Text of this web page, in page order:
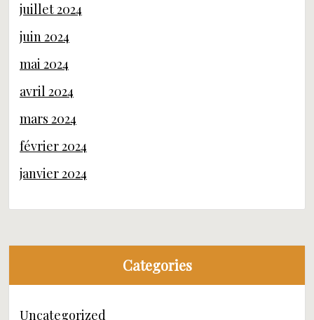
juillet 2024
juin 2024
mai 2024
avril 2024
mars 2024
février 2024
janvier 2024
Categories
Uncategorized